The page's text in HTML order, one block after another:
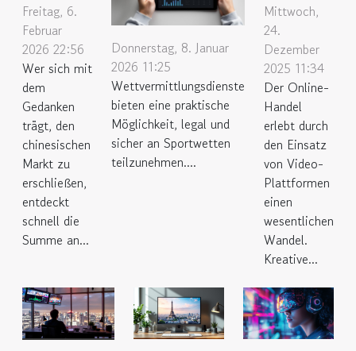
Freitag, 6.
Februar
2026 22:56
Wer sich mit
dem
Gedanken
trägt, den
chinesischen
Markt zu
erschließen,
entdeckt
schnell die
Summe an...
Donnerstag, 8. Januar
2026 11:25
Wettvermittlungsdienste
bieten eine praktische
Möglichkeit, legal und
sicher an Sportwetten
teilzunehmen....
Mittwoch,
24.
Dezember
2025 11:34
Der Online-
Handel
erlebt durch
den Einsatz
von Video-
Plattformen
einen
wesentlichen
Wandel.
Kreative...